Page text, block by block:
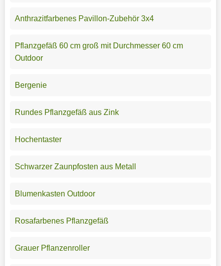
Anthrazitfarbenes Pavillon-Zubehör 3x4
Pflanzgefäß 60 cm groß mit Durchmesser 60 cm
Outdoor
Bergenie
Rundes Pflanzgefäß aus Zink
Hochentaster
Schwarzer Zaunpfosten aus Metall
Blumenkasten Outdoor
Rosafarbenes Pflanzgefäß
Grauer Pflanzenroller